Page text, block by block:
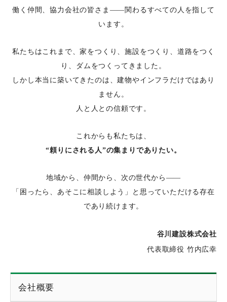
働く仲間、協力会社の皆さま――関わるすべての人を指して
います。
私たちはこれまで、家をつくり、施設をつくり、道路をつく
り、ダムをつくってきました。
しかし本当に築いてきたのは、建物やインフラだけではあり
ません。
人と人との信頼です。
これからも私たちは、
“頼りにされる人”の集まりでありたい。
地域から、仲間から、次の世代から――
「困ったら、あそこに相談しよう」と思っていただける存在
であり続けます。
谷川建設株式会社
代表取締役 竹内広幸
会社概要